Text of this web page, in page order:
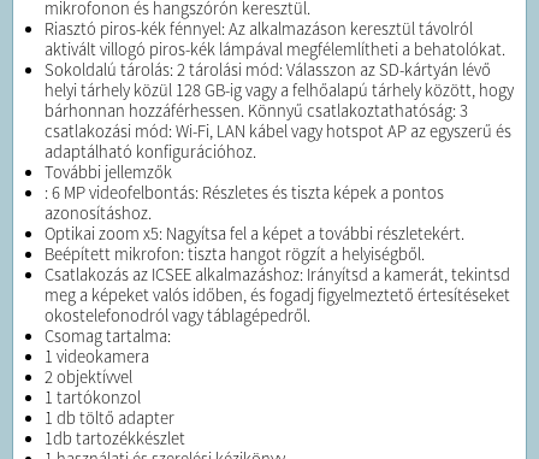
mikrofonon és hangszórón keresztül.
Riasztó piros-kék fénnyel: Az alkalmazáson keresztül távolról
aktivált villogó piros-kék lámpával megfélemlítheti a behatolókat.
Sokoldalú tárolás: 2 tárolási mód: Válasszon az SD-kártyán lévő
helyi tárhely közül 128 GB-ig vagy a felhőalapú tárhely között, hogy
bárhonnan hozzáférhessen. Könnyű csatlakoztathatóság: 3
csatlakozási mód: Wi-Fi, LAN kábel vagy hotspot AP az egyszerű és
adaptálható konfigurációhoz.
További jellemzők
: 6 MP videofelbontás: Részletes és tiszta képek a pontos
azonosításhoz.
Optikai zoom x5: Nagyítsa fel a képet a további részletekért.
Beépített mikrofon: tiszta hangot rögzít a helyiségből.
Csatlakozás az ICSEE alkalmazáshoz: Irányítsd a kamerát, tekintsd
meg a képeket valós időben, és fogadj figyelmeztető értesítéseket
okostelefonodról vagy táblagépedről.
Csomag tartalma:
1 videokamera
2 objektívvel
1 tartókonzol
1 db töltő adapter
1db tartozékkészlet